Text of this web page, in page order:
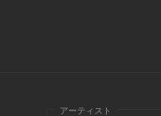
アーティスト